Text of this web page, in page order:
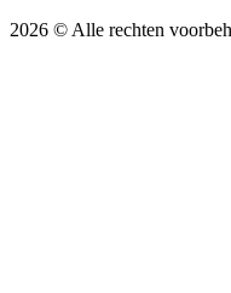
2026 © Alle rechten